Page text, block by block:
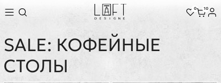
0 10
SALE: КОФЕЙНЫЕ
СТОЛЫ